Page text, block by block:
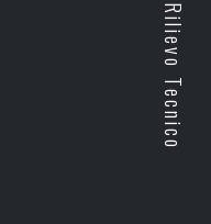
Rilievo Tecnico